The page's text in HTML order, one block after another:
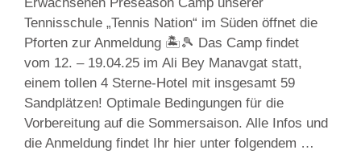
Tennisschule „Tennis Nation“ im Süden öffnet die
Pforten zur Anmeldung 🏝️🎾 Das Camp findet
vom 12. – 19.04.25 im Ali Bey Manavgat statt,
einem tollen 4 Sterne-Hotel mit insgesamt 59
Sandplätzen! Optimale Bedingungen für die
Vorbereitung auf die Sommersaison. Alle Infos und
die Anmeldung findet Ihr hier unter folgendem …